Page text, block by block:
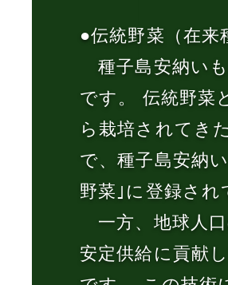
●伝統野菜（在来
種子島安納い
です。 伝統野菜
ら栽培されてき
で、種子島安納
野菜｣に登録され
一方、地球人
安定供給に貢献